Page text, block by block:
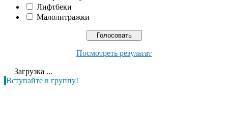
Лифтбеки
Малолитражки
Посмотреть результат
Загрузка ...
Вступайте в группу!